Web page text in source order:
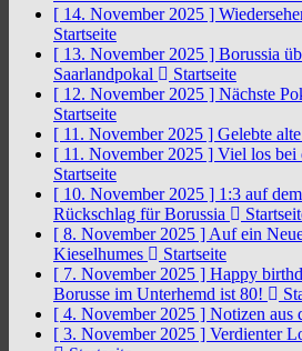
[ 14. November 2025 ]
Startseite
[ 13. November 2025 ] Borussia
Saarlandpokal
Startseite
[ 12. November 2025 ] Nächste
Startseite
[ 11. November 2025 ] Gelebte
[ 11. November 2025 ] Viel los bei
Startseite
[ 10. November 2025 ] 1:3 auf
Rückschlag für Borussia
[ 8. November 2025 ] Auf ein
Kieselhumes
Startseite
[ 7. November 2025 ] Happy
Borusse im Unterhemd ist 80!
[ 4. November 2025 ] Notizen aus
[ 3. November 2025 ] Verdienter